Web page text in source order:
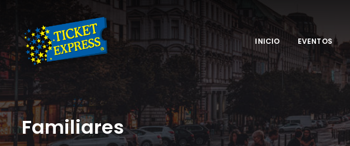
INICIO EVENTOS
Familiares